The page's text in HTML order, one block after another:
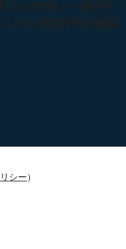
了への対処 ～移行手
たDX推進手法の解説
シー）